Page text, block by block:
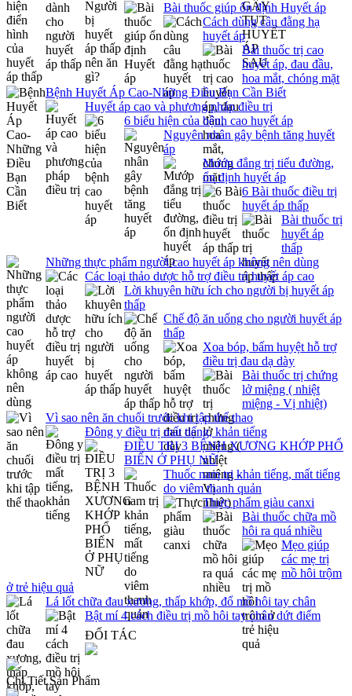
Bài thuốc giúp ổn định Huyết áp
Cách dùng câu đằng hạ
huyết áp
Bài thuốc trị cao
huyết áp, đau đầu,
hoa mắt, chóng mặt
Bệnh Huyết Áp Cao-Những Điều Bạn Cần Biết
Huyết áp cao và phương pháp điều trị
6 biểu hiện của bệnh cao huyết áp
Nguyên nhân gây bệnh tăng huyết
áp
Mướp đắng trị tiểu đường,
ổn định huyết áp
6 Bài thuốc điều trị
huyết áp thấp
Bài thuốc trị
huyết áp
thấp
Những thực phẩm người cao huyết áp không nên dùng
Các loại thảo dược hỗ trợ điều trị huyết áp cao
Lời khuyên hữu ích cho người bị huyết áp
thấp
Chế độ ăn uống cho người huyết áp
thấp
Xoa bóp, bấm huyệt hỗ trợ
điều trị đau dạ dày
Bài thuốc trị chứng
lở miệng ( nhiệt
miệng - Vị nhiệt)
Vì sao nên ăn chuối trước khi tập thể thao
Đông y điều trị mất tiếng, khản tiếng
ĐIỀU TRỊ 3 BỆNH XƯƠNG KHỚP PHỔ
BIẾN Ở PHỤ NỮ
Thuốc nam trị khản tiếng, mất tiếng
do viêm thanh quản
Thực phẩm giàu canxi
Bài thuốc chữa mồ
hôi ra quá nhiều
Mẹo giúp
các mẹ trị
mồ hôi trộm
ở trẻ hiệu quả
Lá lốt chữa đau xương, thấp khớp, đổ mồ hôi tay chân
Bật mí 4 cách điều trị mồ hôi tay chân dứt điểm
ĐỐI TÁC
Chi Tiết Sản Phẩm